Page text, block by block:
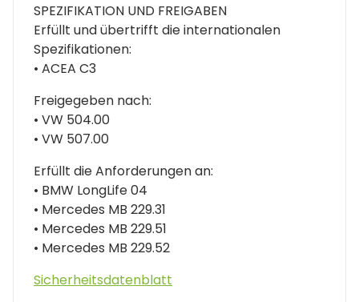
SPEZIFIKATION UND FREIGABEN
Erfüllt und übertrifft die internationalen
Spezifikationen:
• ACEA C3
Freigegeben nach:
• VW 504.00
• VW 507.00
Erfüllt die Anforderungen an:
• BMW LongLife 04
• Mercedes MB 229.31
• Mercedes MB 229.51
• Mercedes MB 229.52
Sicherheitsdatenblatt